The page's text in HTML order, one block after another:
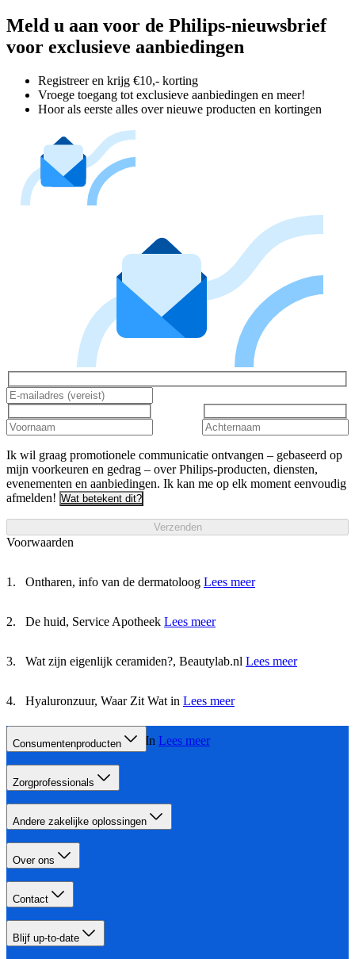
Meld u aan voor de Philips-nieuwsbrief
voor exclusieve aanbiedingen
Registreer en krijg €10,- korting
Vroege toegang tot exclusieve aanbiedingen en meer!
Hoor als eerste alles over nieuwe producten en kortingen
Ik wil graag promotionele communicatie ontvangen – gebaseerd op
mijn voorkeuren en gedrag – over Philips-producten, diensten,
evenementen en aanbiedingen. Ik kan me op elk moment eenvoudig
afmelden! Wat betekent dit?
Verzenden
Voorwaarden
Ontharen, info van de dermatoloog Lees meer
De huid, Service Apotheek Lees meer
Wat zijn eigenlijk ceramiden?, Beautylab.nl Lees meer
Hyaluronzuur, Waar Zit Wat in Lees meer
Glycerol, Waar Zit Wat In Lees meer
Consumentenproducten
Zorgprofessionals
Andere zakelijke oplossingen
Over ons
Contact
Blijf up-to-date